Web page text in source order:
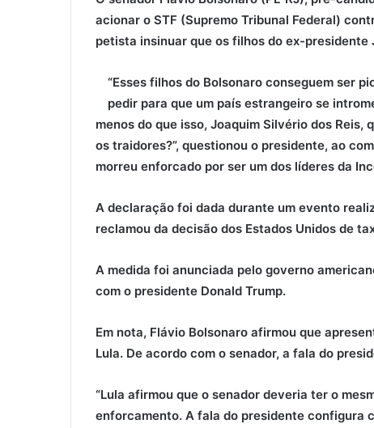
acionar o STF (Supremo Tribunal Federal)
petista insinuar que os filhos do ex-
“Esses filhos do Bolsonaro conseguem ser
pedir para que um país estrangeiro se
menos do que isso, Joaquim Silvério dos
os traidores?”, questionou o presidente, ao
morreu enforcado por ser um dos líderes da
A declaração foi dada durante um evento
reclamou da decisão dos Estados Unidos de
A medida foi anunciada pelo governo
com o presidente Donald Trump.
Em nota, Flávio Bolsonaro afirmou que
Lula. De acordo com o senador, a fala do
“Lula afirmou que o senador deveria ter o
enforcamento. A fala do presidente configura